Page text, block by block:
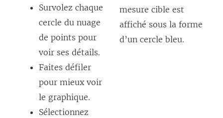
Survolez chaque
cercle du nuage
de points pour
voir ses détails.
Faites défiler
pour mieux voir
le graphique.
Sélectionnez
mesure cible est
affiché sous la forme
d’un cercle bleu.